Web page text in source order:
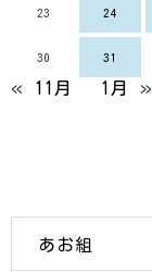
23 24
30 31
« 11月 1月 »
あお組